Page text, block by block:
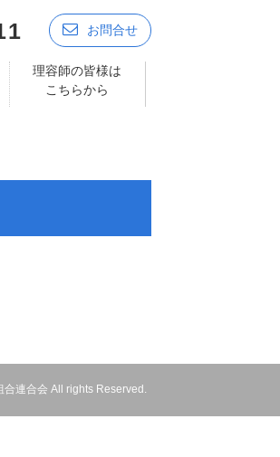
お問合せ
理容師の皆様は
こちらから
連合会 All rights Reserved.